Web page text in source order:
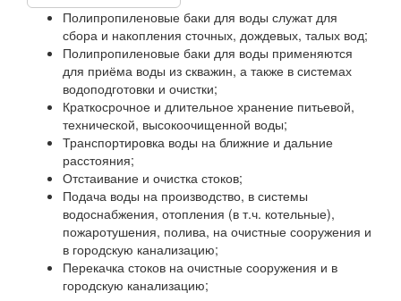
Полипропиленовые баки для воды служат для
сбора и накопления сточных, дождевых, талых вод;
Полипропиленовые баки для воды применяются
для приёма воды из скважин, а также в системах
водоподготовки и очистки;
Краткосрочное и длительное хранение питьевой,
технической, высокоочищенной воды;
Транспортировка воды на ближние и дальние
расстояния;
Отстаивание и очистка стоков;
Подача воды на производство, в системы
водоснабжения, отопления (в т.ч. котельные),
пожаротушения, полива, на очистные сооружения и
в городскую канализацию;
Перекачка стоков на очистные сооружения и в
городскую канализацию;